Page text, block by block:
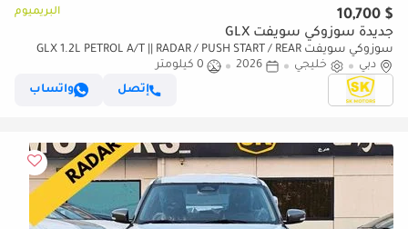
$ 10,700 البريميوم
جديدة سوزوكي سويفت GLX
سوزوكي سويفت GLX 1.2L PETROL A/T || RADAR / PUSH START / REAR
PARKING SENSOR / REAR CAMERA (CODE # SWGLXFO)
دبي خليجي 2026
0 كيلومتر
إتصل
واتساب